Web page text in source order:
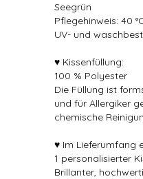
Seegrün
Pflegehinweis: 40
UV- und
♥ Kissenfüllung:
100 % Polyester
Die Füllung ist
und für Allergiker
chemische
♥ Im Lieferumfang
1 personalisierter
Brillanter,